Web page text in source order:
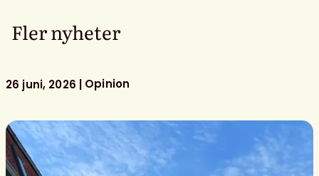
Fler nyheter
26 juni, 2026 Opinion